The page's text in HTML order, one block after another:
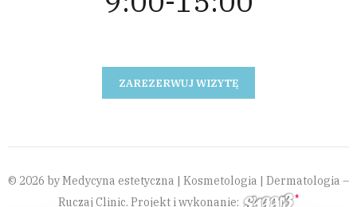
ZAREZERWUJ WIZYTĘ
© 2026 by Medycyna estetyczna | Kosmetologia | Dermatologia –
Ruczaj Clinic. Projekt i wykonanie: